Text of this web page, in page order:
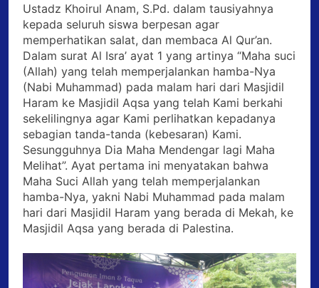
Ustadz Khoirul Anam, S.Pd. dalam tausiyahnya
kepada seluruh siswa berpesan agar
memperhatikan salat, dan membaca Al Qur’an.
Dalam surat Al Isra’ ayat 1 yang artinya “Maha suci
(Allah) yang telah memperjalankan hamba-Nya
(Nabi Muhammad) pada malam hari dari Masjidil
Haram ke Masjidil Aqsa yang telah Kami berkahi
sekelilingnya agar Kami perlihatkan kepadanya
sebagian tanda-tanda (kebesaran) Kami.
Sesungguhnya Dia Maha Mendengar lagi Maha
Melihat”. Ayat pertama ini menyatakan bahwa
Maha Suci Allah yang telah memperjalankan
hamba-Nya, yakni Nabi Muhammad pada malam
hari dari Masjidil Haram yang berada di Mekah, ke
Masjidil Aqsa yang berada di Palestina.